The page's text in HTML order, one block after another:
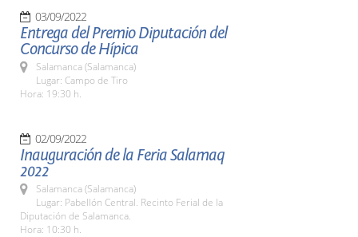
03/09/2022
Entrega del Premio Diputación del
Concurso de Hípica
Salamanca (Salamanca)
Lugar: Campo de Tiro
Hora: 19:30 h.
02/09/2022
Inauguración de la Feria Salamaq
2022
Salamanca (Salamanca)
Lugar: Pabellón Central. Recinto Ferial de la
Diputación de Salamanca.
Hora: 10:30 h.